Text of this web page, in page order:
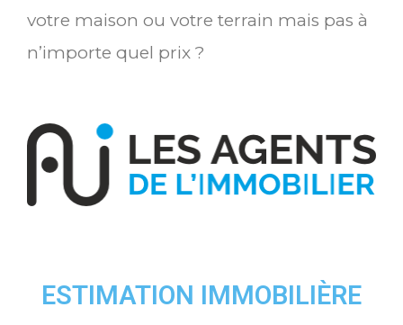
votre maison ou votre terrain mais pas à
n’importe quel prix ?
ESTIMATION IMMOBILIÈRE